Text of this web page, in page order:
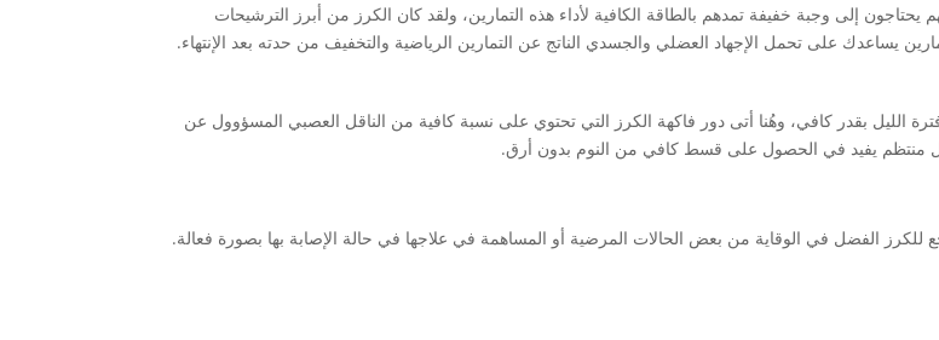
إلى وجبة خفيفة تمدهم بالطاقة الكافية لأداء هذه التمارين، ولقد كان الكرز من أبرز الترشيحات
يساعدك على تحمل الإجهاد العضلي والجسدي الناتج عن التمارين الرياضية والتخفيف من حدته بعد الإنتهاء.
الليل بقدر كافي، وهُنا أتى دور فاكهة الكرز التي تحتوي على نسبة كافية من الناقل العصبي المسؤوول عن
منتظم يفيد في الحصول على قسط كافي من النوم بدون أرق.
للكرز الفضل في الوقاية من بعض الحالات المرضية أو المساهمة في علاجها في حالة الإصابة بها بصورة فعالة.